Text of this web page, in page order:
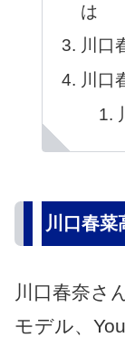
は
川口
川口
川口春菜
川口春奈さ
モデル、